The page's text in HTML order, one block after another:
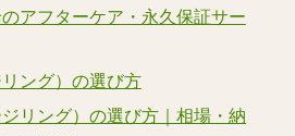
アフターケア・永久保証サー
ング）の選び方
リング）の選び方｜相場・納